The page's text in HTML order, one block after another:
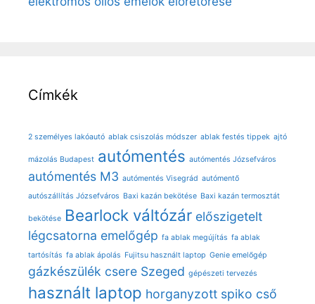
Címkék
2 személyes lakóautó ablak csiszolás módszer ablak festés tippek ajtó
mázolás Budapest autómentés autómentés Józsefváros
autómentés M3 autómentés Visegrád autómentő
autószállítás Józsefváros Baxi kazán bekötése Baxi kazán termosztát
bekötése Bearlock váltózár előszigetelt
légcsatorna emelőgép fa ablak megújítás fa ablak
tartósítás fa ablak ápolás Fujitsu használt laptop Genie emelőgép
gázkészülék csere Szeged gépészeti tervezés
használt laptop horganyzott spiko cső